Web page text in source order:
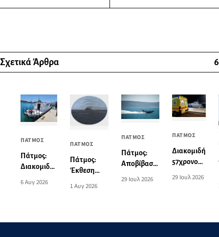
Σχετικά Άρθρα 6
ΠΑΤΜΟΣ
Πάτμος:
Διακομιδή
στη Λέρο
6 Αυγ 2026
ΠΑΤΜΟΣ
Πάτμος:
Έκθεση
του Norman
Σταύρακα
1 Αυγ 2026
ΠΑΤΜΟΣ
Πάτμος:
Αποβίβαση
29 Ιουλ 2026
ΠΑΤΜΟΣ
Διακομιδή
57χρονου
29 Ιουλ 2026